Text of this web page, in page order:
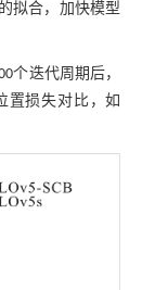
拟合，加快模型
个迭代周期后，
置损失对比，如